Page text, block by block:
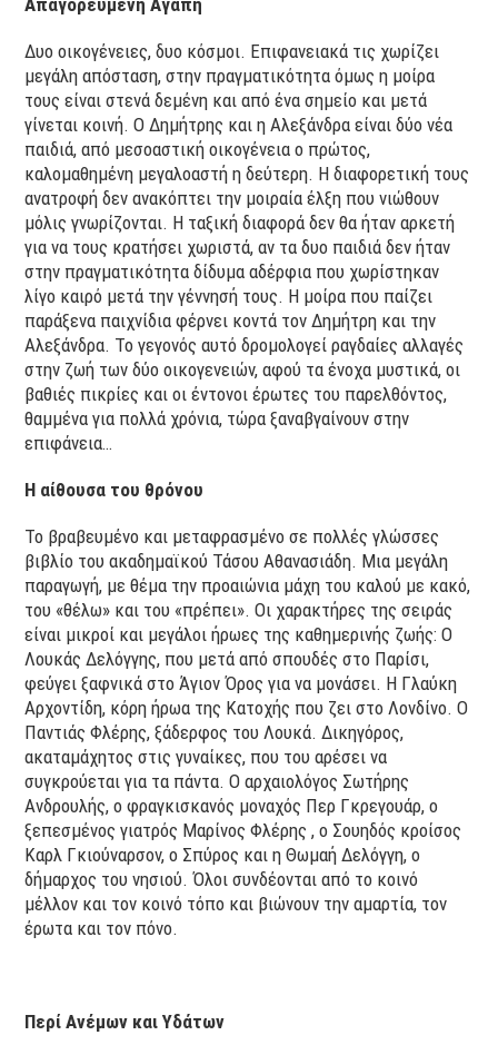
Δυο οικογένειες, δυο κόσμοι. Επιφανειακά τις χωρίζει
μεγάλη απόσταση, στην πραγματικότητα όμως η μοίρα
τους είναι στενά δεμένη και από ένα σημείο και μετά
γίνεται κοινή. Ο Δημήτρης και η Αλεξάνδρα είναι δύο νέα
παιδιά, από μεσοαστική οικογένεια ο πρώτος,
καλομαθημένη μεγαλοαστή η δεύτερη. Η διαφορετική τους
ανατροφή δεν ανακόπτει την μοιραία έλξη που νιώθουν
μόλις γνωρίζονται. Η ταξική διαφορά δεν θα ήταν αρκετή
για να τους κρατήσει χωριστά, αν τα δυο παιδιά δεν ήταν
στην πραγματικότητα δίδυμα αδέρφια που χωρίστηκαν
λίγο καιρό μετά την γέννησή τους. Η μοίρα που παίζει
παράξενα παιχνίδια φέρνει κοντά τον Δημήτρη και την
Αλεξάνδρα. Το γεγονός αυτό δρομολογεί ραγδαίες αλλαγές
στην ζωή των δύο οικογενειών, αφού τα ένοχα μυστικά, οι
βαθιές πικρίες και οι έντονοι έρωτες του παρελθόντος,
θαμμένα για πολλά χρόνια, τώρα ξαναβγαίνουν στην
επιφάνεια…
Η αίθουσα του θρόνου
Το βραβευμένο και μεταφρασμένο σε πολλές γλώσσες
βιβλίο του ακαδημαϊκού Τάσου Αθανασιάδη. Μια μεγάλη
παραγωγή, με θέμα την προαιώνια μάχη του καλού με κακό,
του «θέλω» και του «πρέπει». Οι χαρακτήρες της σειράς
είναι μικροί και μεγάλοι ήρωες της καθημερινής ζωής: O
Λουκάς Δελόγγης, που μετά από σπουδές στο Παρίσι,
φεύγει ξαφνικά στο Άγιον Όρος για να μονάσει. Η Γλαύκη
Αρχοντίδη, κόρη ήρωα της Κατοχής που ζει στο Λονδίνο. Ο
Παντιάς Φλέρης, ξάδερφος του Λουκά. Δικηγόρος,
ακαταμάχητος στις γυναίκες, που του αρέσει να
συγκρούεται για τα πάντα. Ο αρχαιολόγος Σωτήρης
Ανδρουλής, ο φραγκισκανός μοναχός Περ Γκρεγουάρ, ο
ξεπεσμένος γιατρός Μαρίνος Φλέρης , ο Σουηδός κροίσος
Καρλ Γκιούναρσον, ο Σπύρος και η Θωμαή Δελόγγη, ο
δήμαρχος του νησιού. Όλοι συνδέονται από το κοινό
μέλλον και τον κοινό τόπο και βιώνουν την αμαρτία, τον
έρωτα και τον πόνο.
Περί Ανέμων και Υδάτων